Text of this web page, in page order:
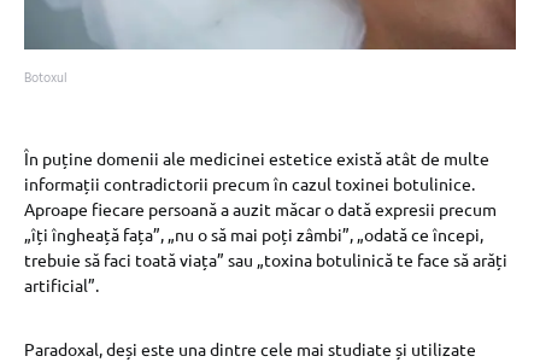
Botoxul
În puține domenii ale medicinei estetice există atât de multe
informații contradictorii precum în cazul toxinei botulinice.
Aproape fiecare persoană a auzit măcar o dată expresii precum
„îți îngheață fața”, „nu o să mai poți zâmbi”, „odată ce începi,
trebuie să faci toată viața” sau „toxina botulinică te face să arăți
artificial”.
Paradoxal, deși este una dintre cele mai studiate și utilizate